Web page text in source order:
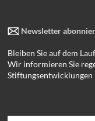
Newsletter
Bleiben Sie auf dem
Wir informieren Sie
Stiftungsentwicklungen